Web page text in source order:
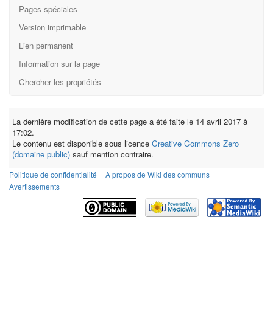
Pages spéciales
Version imprimable
Lien permanent
Information sur la page
Chercher les propriétés
La dernière modification de cette page a été faite le 14 avril 2017 à
17:02.
Le contenu est disponible sous licence Creative Commons Zero
(domaine public) sauf mention contraire.
Politique de confidentialité
À propos de Wiki des communs
Avertissements